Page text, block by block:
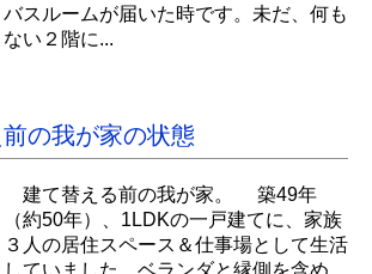
バスルームが届いた時です。未だ、何も
ない２階に...
の我が家の状態
建て替える前の我が家。 築49年
（約50年）、1LDKの一戸建てに、家族
３人の居住スペース＆仕事場として生活
していました。ベランダと縁側を含め